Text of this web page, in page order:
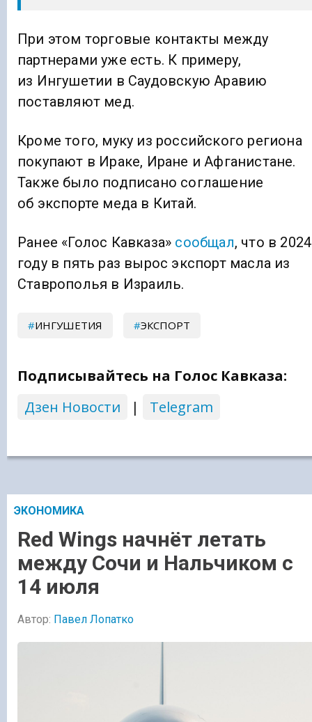
При этом торговые контакты между
партнерами уже есть. К примеру,
из Ингушетии в Саудовскую Аравию
поставляют мед.
Кроме того, муку из российского региона
покупают в Ираке, Иране и Афганистане.
Также было подписано соглашение
об экспорте меда в Китай.
Ранее «Голос Кавказа» сообщал, что в 2024
году в пять раз вырос экспорт масла из
Ставрополья в Израиль.
ИНГУШЕТИЯ ЭКСПОРТ
Подписывайтесь на Голос Кавказа:
Дзен Новости
| Telegram
ЭКОНОМИКА
Red Wings начнёт летать
между Сочи и Нальчиком с
14 июля
Автор: Павел Лопатко